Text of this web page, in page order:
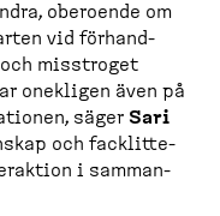
oberoende om
vid förhand­
misstroget
onekligen även på
säger Sari
och facklit­te­
i samman­